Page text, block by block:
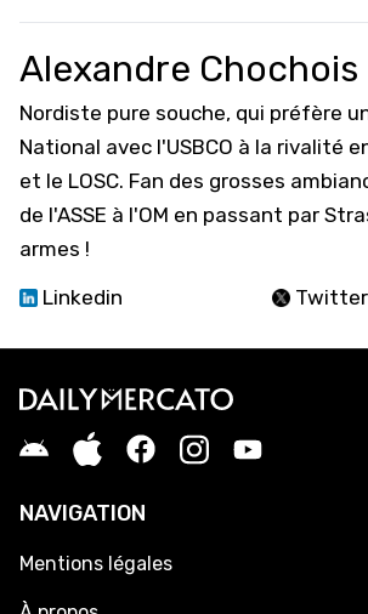
Alexandre Chochois
Nordiste pure souche, qui préfère
National avec l'USBCO à la rivalité
et le LOSC. Fan des grosses
de l'ASSE à l'OM en passant par
armes !
Linkedin
Twitter
NAVIGATION
Mentions légales